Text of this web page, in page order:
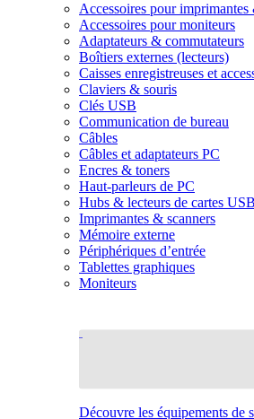
Accessoires pour imprimantes
Accessoires pour moniteurs
Adaptateurs & commutateurs
Boîtiers externes (lecteurs)
Caisses enregistreuses et
Claviers & souris
Clés USB
Communication de bureau
Câbles
Câbles et adaptateurs PC
Encres & toners
Haut-parleurs de PC
Hubs & lecteurs de cartes USB
Imprimantes & scanners
Mémoire externe
Périphériques d’entrée
Tablettes graphiques
Moniteurs
Découvre les équipements de